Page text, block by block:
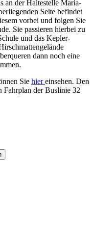
an der Haltestelle Maria-
Seite befindet
vorbei und folgen Sie
Sie passieren hierbei zu
und das Kepler-
dann noch eine
Sie hiereinsehen. Den
Fahrplan der Buslinie 32